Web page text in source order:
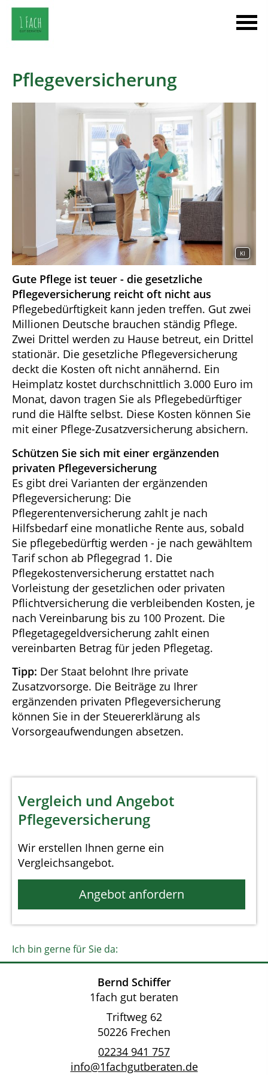
Pflegeversicherung
KI
Gute Pflege ist teuer - die gesetzliche
Pflegeversicherung reicht oft nicht aus
Pflegebedürftigkeit kann jeden treffen. Gut zwei
Millionen Deutsche brauchen ständig Pflege.
Zwei Drittel werden zu Hause betreut, ein Drittel
stationär. Die gesetzliche Pflegeversicherung
deckt die Kosten oft nicht annähernd. Ein
Heimplatz kostet durchschnittlich 3.000 Euro im
Monat, davon tragen Sie als Pflegebedürftiger
rund die Hälfte selbst. Diese Kosten können Sie
mit einer Pflege-Zusatzversicherung absichern.
Schützen Sie sich mit einer ergänzenden
privaten Pflegeversicherung
Es gibt drei Varianten der ergänzenden
Pflegeversicherung: Die
Pflegerentenversicherung zahlt je nach
Hilfsbedarf eine monatliche Rente aus, sobald
Sie pflegebedürftig werden - je nach gewähltem
Tarif schon ab Pflegegrad 1. Die
Pflegekostenversicherung erstattet nach
Vorleistung der gesetzlichen oder privaten
Pflichtversicherung die verbleibenden Kosten, je
nach Vereinbarung bis zu 100 Prozent. Die
Pflegetagegeldversicherung zahlt einen
vereinbarten Betrag für jeden Pflegetag.
Tipp: Der Staat belohnt Ihre private
Zusatzvorsorge. Die Beiträge zu Ihrer
ergänzenden privaten Pflegeversicherung
können Sie in der Steuererklärung als
Vorsorgeaufwendungen absetzen.
Vergleich und Angebot
Pflegeversicherung
Wir erstellen Ihnen gerne ein
Vergleichsangebot.
Angebot anfordern
Ich bin gerne für Sie da:
Bernd Schiffer
1fach gut beraten
Triftweg 62
50226 Frechen
02234 941 757
info@1fachgutberaten.de